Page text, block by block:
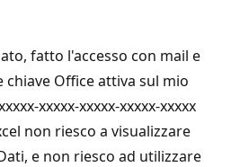
fatto l'accesso con mail e
chiave Office attiva sul mio
xxxxx-xxxxx-xxxxx-xxxxx
non riesco a visualizzare
e non riesco ad utilizzare